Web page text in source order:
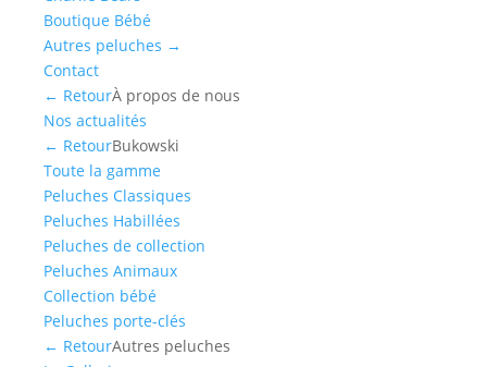
Boutique Bébé
Autres peluches →
Contact
← RetourÀ propos de nous
Nos actualités
← RetourBukowski
Toute la gamme
Peluches Classiques
Peluches Habillées
Peluches de collection
Peluches Animaux
Collection bébé
Peluches porte-clés
← RetourAutres peluches